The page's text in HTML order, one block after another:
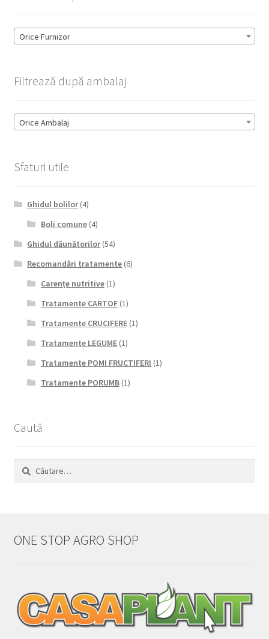
Orice Furnizor
Filtrează după ambalaj
Orice Ambalaj
Sfaturi utile
Ghidul bolilor(4)
Boli comune(4)
Ghidul dăunătorilor(54)
Recomandări tratamente (6)
Carențe nutritive(1)
Tratamente CARTOF(1)
Tratamente CRUCIFERE(1)
Tratamente LEGUME(1)
Tratamente POMI FRUCTIFERI (1)
Tratamente PORUMB(1)
Caută
Caută
ONE STOP AGRO SHOP